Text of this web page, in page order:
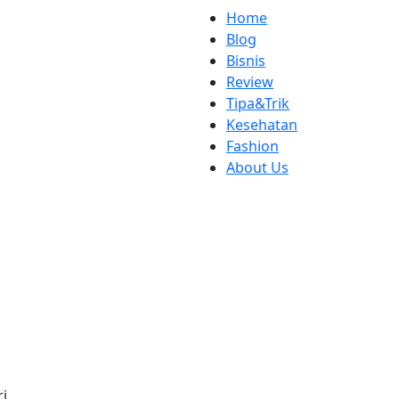
Home
Blog
Bisnis
Review
Tipa&Trik
Kesehatan
Fashion
About Us